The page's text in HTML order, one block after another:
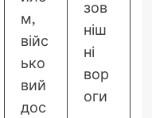
м,
війс
ько
вий
дос
зов
ніш
ні
вор
оги